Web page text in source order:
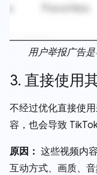
用户举报广告
3. 直接使用
不经过优化直接使
容，也会导致
原因： 这些视频内
互动方式、画质、